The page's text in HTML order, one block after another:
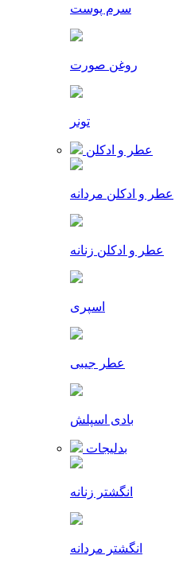
سرم پوست
روغن صورت
تونر
عطر و ادکلن
عطر و ادکلن مردانه
عطر و ادکلن زنانه
اسپری
عطر جیبی
بادی اسپلش
بدلیجات
انگشتر زنانه
انگشتر مردانه